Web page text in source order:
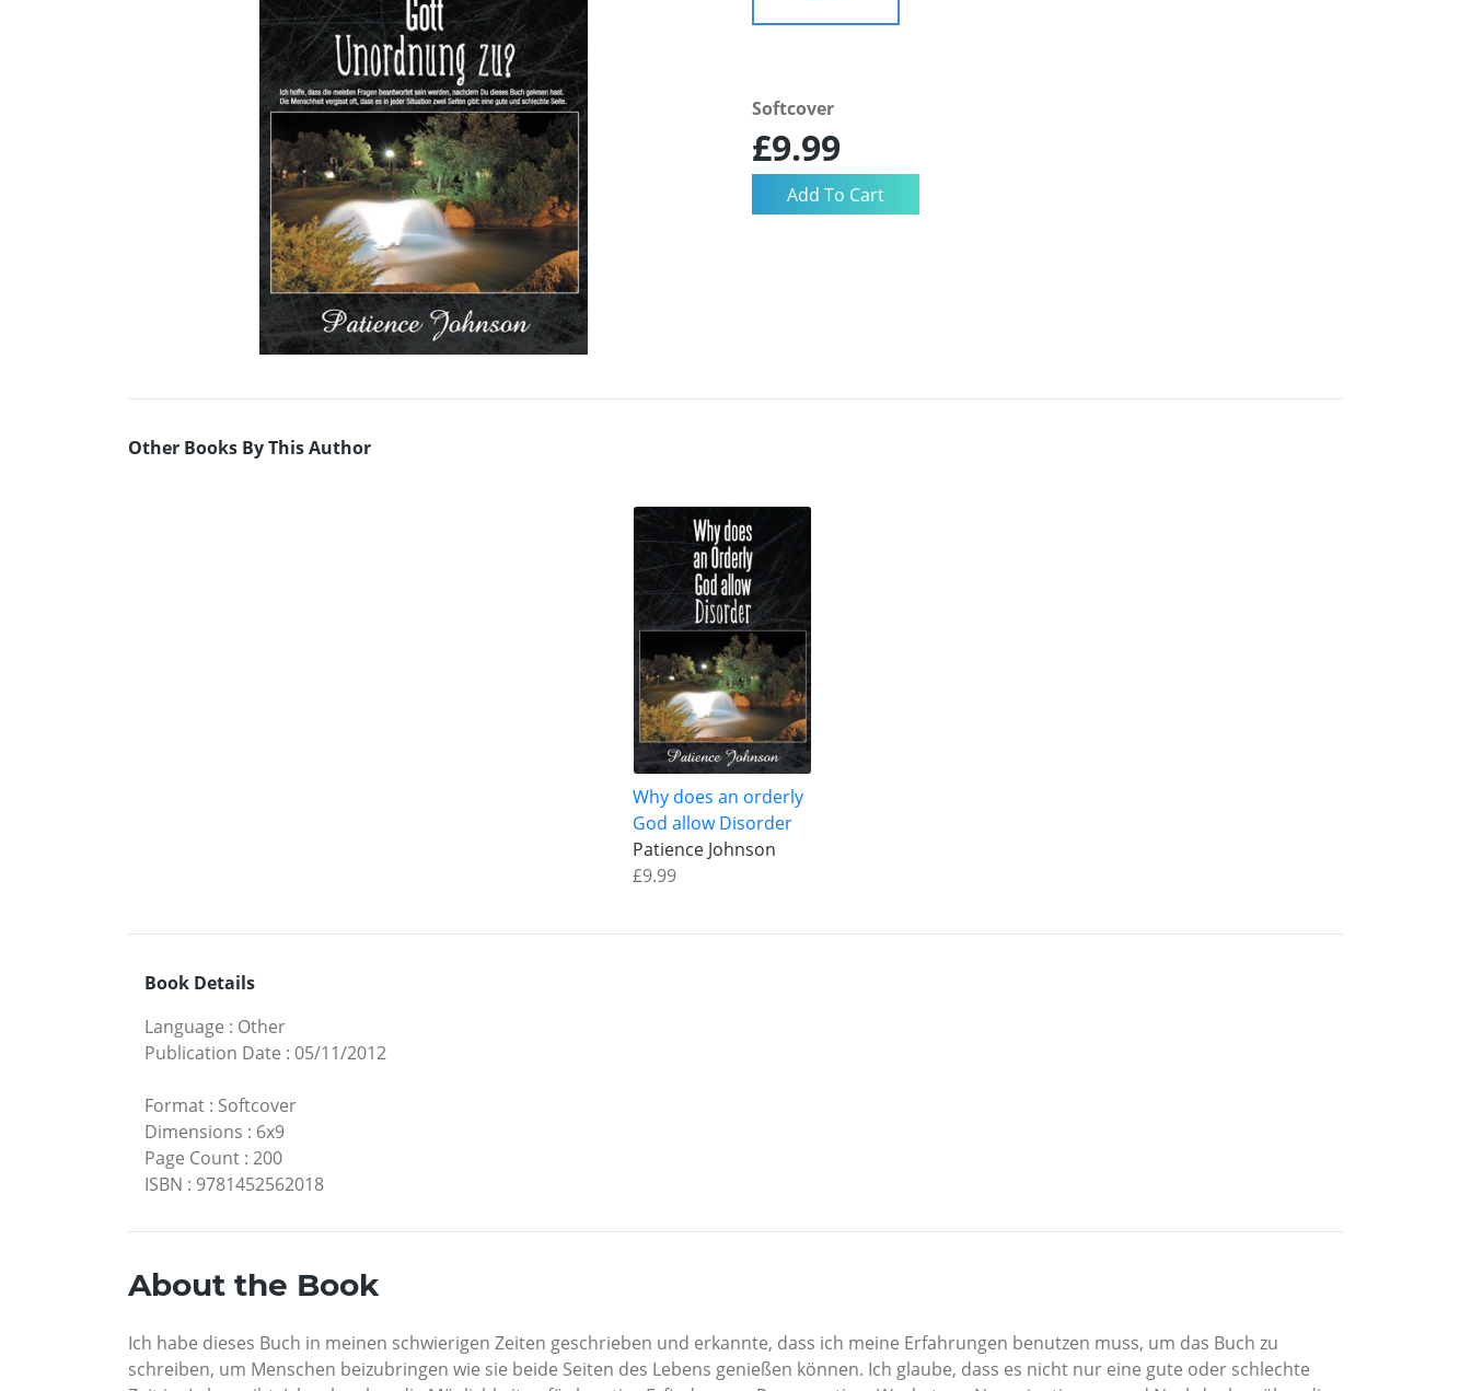
Softcover
£9.99
Other Books By This Author
Why does an orderly
God allow Disorder
Patience Johnson
£9.99
Book Details
Language : Other
Publication Date : 05/11/2012
Format : Softcover
Dimensions : 6x9
Page Count : 200
ISBN : 9781452562018
About the Book
Ich habe dieses Buch in meinen schwierigen Zeiten geschrieben und erkannte, dass ich meine Erfahrungen benutzen muss, um das Buch zu
schreiben, um Menschen beizubringen wie sie beide Seiten des Lebens genießen können. Ich glaube, dass es nicht nur eine gute oder schlechte